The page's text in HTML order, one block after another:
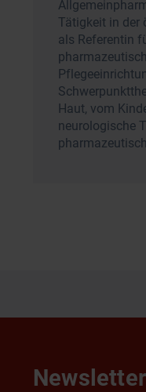
Tätigkeit in der
als Referentin
Haut, vom
neurologische
Newsletter